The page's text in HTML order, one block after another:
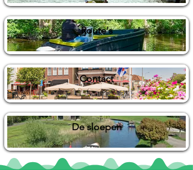
Route's
Contact
De sloepen